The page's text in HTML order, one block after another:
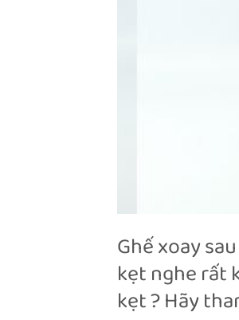
Ghế xoay
kẹt nghe rất
kẹt ? Hãy